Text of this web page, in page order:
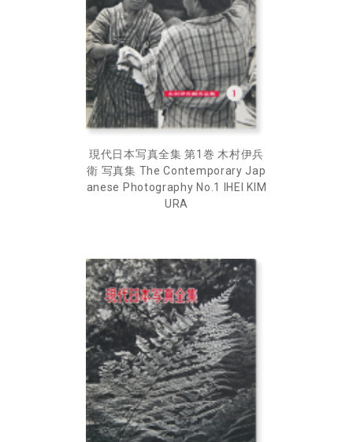
現代日本写真全集 第1巻 木村伊兵
衛 写真集 The Contemporary Jap
anese Photography No.1 IHEI KIM
URA